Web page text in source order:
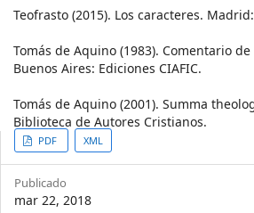
Teofrasto (2015). Los caracteres.
Tomás de Aquino (1983). Comentario
Buenos Aires: Ediciones CIAFIC.
Tomás de Aquino (2001). Summa
Biblioteca de Autores Cristianos.
Article
Sidebar
PDF XML
Publicado
mar 22, 2018